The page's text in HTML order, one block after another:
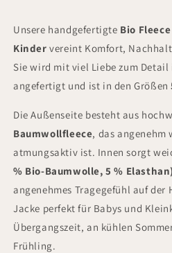
Unsere handgefertigte Bio
Kinder vereint Komfort,
Sie wird mit viel Liebe zum
angefertigt und ist in den Größen
Die Außenseite besteht aus
Baumwollfleece, das
atmungsaktiv ist. Innen sorgt
% Bio-Baumwolle, 5 % Elasthan)
angenehmes Tragegefühl auf der
Jacke perfekt für Babys und
Übergangszeit, an kühlen
Frühling.